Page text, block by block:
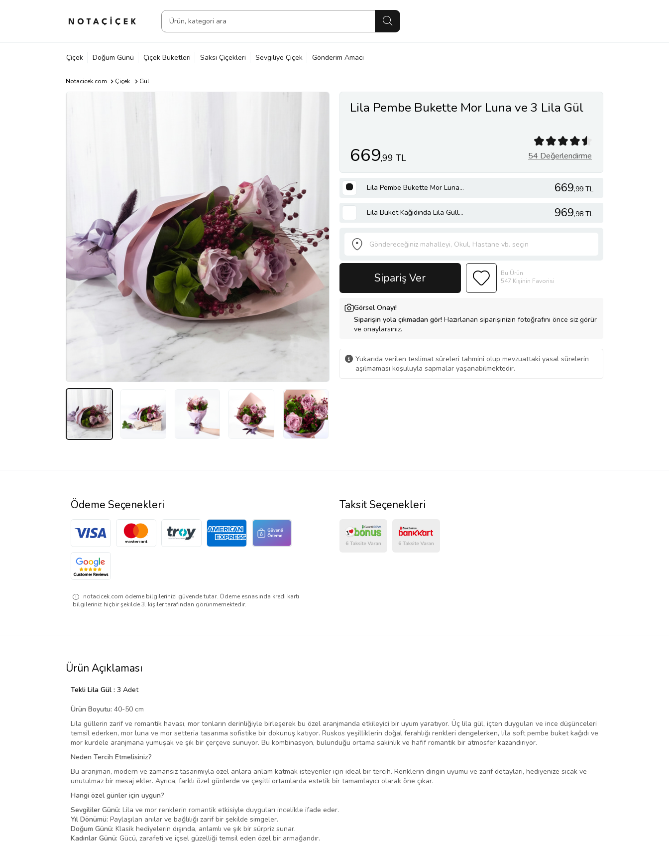
Çiçek Doğum Günü Çiçek Buketleri Saksı Çiçekleri Sevgiliye Çiçek Gönderim Amacı
Notacicek.com Çiçek Gül
Lila Pembe Bukette Mor Luna ve 3 Lila Gül
669,99 TL 54 Değerlendirme
Lila Pembe Bukette Mor Luna ve 3 Lila Gül 669,99 TL
Lila Buket Kağıdında Lila Güller ve Gurme Lezzetler 969,98 TL
Sipariş Ver
Bu Ürün
547 Kişinin Favorisi
Görsel Onayı!
Siparişin yola çıkmadan gör! Hazırlanan siparişinizin fotoğrafını önce siz görür
ve onaylarsınız.
Yukarıda verilen teslimat süreleri tahmini olup mevzuattaki yasal sürelerin
aşılmaması koşuluyla sapmalar yaşanabilmektedir.
Ödeme Seçenekleri
notacicek.com ödeme bilgilerinizi güvende tutar. Ödeme esnasında kredi kartı
bilgileriniz hiçbir şekilde 3. kişiler tarafından görünmemektedir.
Taksit Seçenekleri
Ürün Açıklaması
Tekli Lila Gül : 3 Adet
Ürün Boyutu: 40-50 cm
Lila güllerin zarif ve romantik havası, mor tonların derinliğiyle birleşerek bu özel aranjmanda etkileyici bir uyum yaratıyor. Üç lila gül, içten duyguları ve ince düşünceleri
temsil ederken, mor luna ve mor setteria tasarıma sofistike bir dokunuş katıyor. Ruskos yeşilliklerin doğal ferahlığı renkleri dengelerken, lila soft pembe buket kağıdı ve
mor kurdele aranjmana yumuşak ve şık bir çerçeve sunuyor. Bu kombinasyon, bulunduğu ortama sakinlik ve hafif romantik bir atmosfer kazandırıyor.
Neden Tercih Etmelisiniz?
Bu aranjman, modern ve zamansız tasarımıyla özel anlara anlam katmak isteyenler için ideal bir tercih. Renklerin dingin uyumu ve zarif detayları, hediyenize sıcak ve
unutulmaz bir mesaj ekler. Ayrıca, farklı özel günlerde ve çeşitli ortamlarda estetik bir tamamlayıcı olarak öne çıkar.
Hangi özel günler için uygun?
Sevgililer Günü: Lila ve mor renklerin romantik etkisiyle duyguları incelikle ifade eder.
Yıl Dönümü: Paylaşılan anılar ve bağlılığı zarif bir şekilde simgeler.
Doğum Günü: Klasik hediyelerin dışında, anlamlı ve şık bir sürpriz sunar.
Kadınlar Günü: Gücü, zarafeti ve içsel güzelliği temsil eden özel bir armağandır.